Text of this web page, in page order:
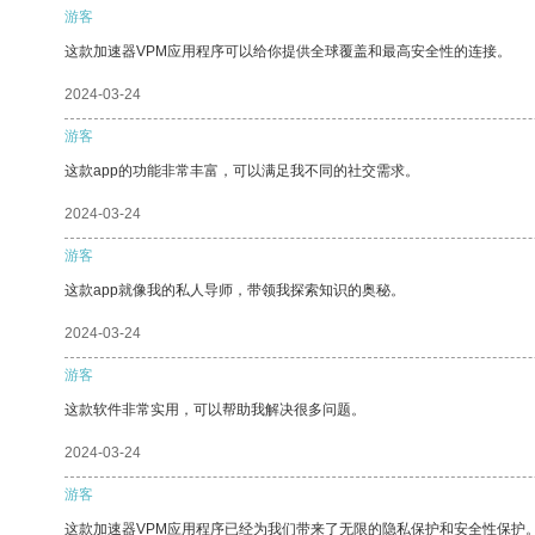
游客
这款加速器VPM应用程序可以给你提供全球覆盖和最高安全性的连接。
2024-03-24
游客
这款app的功能非常丰富，可以满足我不同的社交需求。
2024-03-24
游客
这款app就像我的私人导师，带领我探索知识的奥秘。
2024-03-24
游客
这款软件非常实用，可以帮助我解决很多问题。
2024-03-24
游客
这款加速器VPM应用程序已经为我们带来了无限的隐私保护和安全性保护